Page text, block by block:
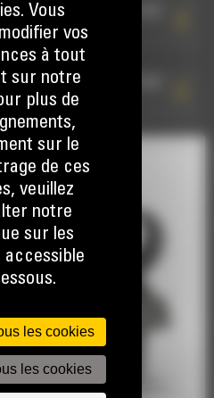
hydrauliques HCS80:
hydrauliques HCS80:
Vous
vos
à tout
sur notre
plus de
sur le
de ces
veuillez
notre
sur les
accessible
les cookies
les cookies